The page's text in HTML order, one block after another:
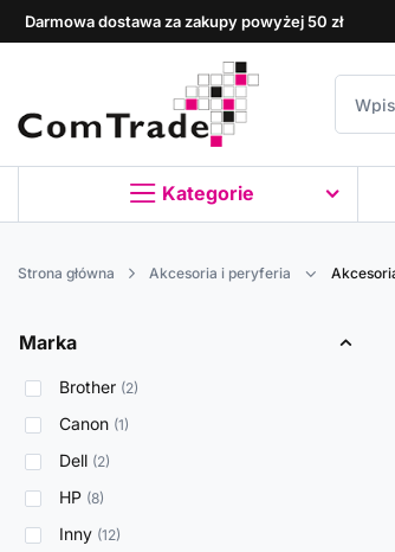
Darmowa dostawa za zakupy powyżej 50 zł
Kategorie
Strona główna Akcesoria i peryferia
Marka
Brother 2
Canon 1
Dell 2
HP 8
Inny 12